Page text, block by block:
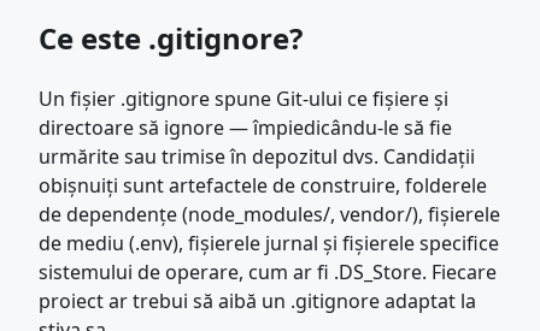
Ce este .gitignore?
Un fișier .gitignore spune Git-ului ce fișiere și
directoare să ignore — împiedicându-le să fie
urmărite sau trimise în depozitul dvs. Candidații
obișnuiți sunt artefactele de construire, folderele
de dependențe (node_modules/, vendor/), fișierele
de mediu (.env), fișierele jurnal și fișierele specifice
sistemului de operare, cum ar fi .DS_Store. Fiecare
proiect ar trebui să aibă un .gitignore adaptat la